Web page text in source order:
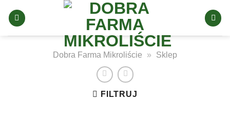
Dobra Farma Mikroliście » Sklep
FILTRUJ